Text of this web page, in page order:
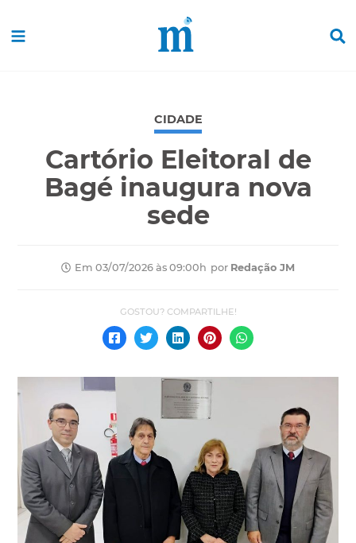
CIDADE
Cartório Eleitoral de
Bagé inaugura nova
sede
Em 03/07/2026 às 09:00h por Redação JM